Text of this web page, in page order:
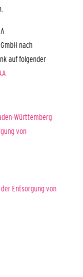
nach
auf folgender
Württemberg
von
Entsorgung von